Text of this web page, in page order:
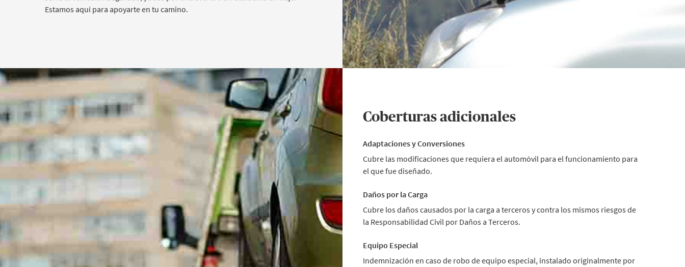
Estamos aquí para apoyarte en tu camino.
Coberturas adicionales
Adaptaciones y Conversiones
Cubre las modificaciones que requiera el automóvil para el funcionamiento para
el que fue diseñado.
Daños por la Carga
Cubre los daños causados por la carga a terceros y contra los mismos riesgos de
la Responsabilidad Civil por Daños a Terceros.
Equipo Especial
Indemnización en caso de robo de equipo especial, instalado originalmente por